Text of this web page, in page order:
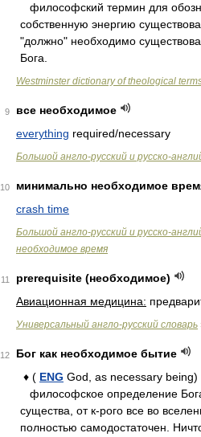
философский термин для
собственную энергию
"должно" необходимо
Бога.
Westminster dictionary of theological
9
все необходимое
everything required/necessary
Большой англо-русский и русско-
10
минимально необходимое
crash time
Большой англо-русский и русско-
необходимое время
11
prerequisite (необходимое)
Авиационная медицина:
Универсальный англо-русский словарь
12
Бог как необходимое бытие
♦ ( ENG God, as necessary being)
философское определение
существа, от к-рого все во
полностью самодостаточен.